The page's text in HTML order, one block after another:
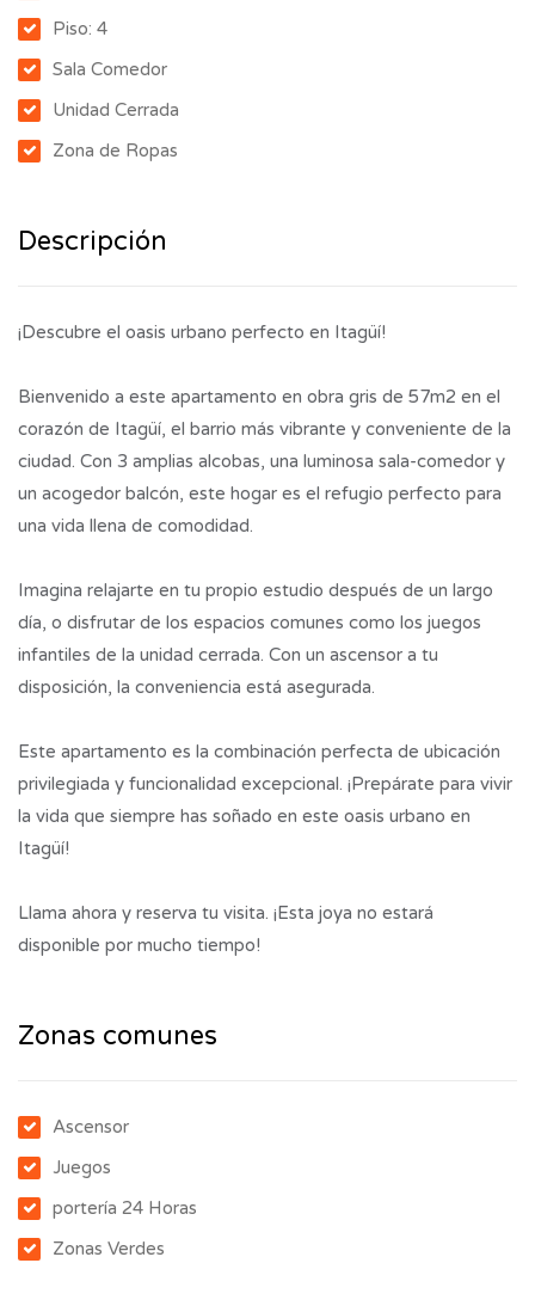
Piso: 4
Sala Comedor
Unidad Cerrada
Zona de Ropas
Descripción
¡Descubre el oasis urbano perfecto en Itagüí!
Bienvenido a este apartamento en obra gris de 57m2 en el
corazón de Itagüí, el barrio más vibrante y conveniente de la
ciudad. Con 3 amplias alcobas, una luminosa sala-comedor y
un acogedor balcón, este hogar es el refugio perfecto para
una vida llena de comodidad.
Imagina relajarte en tu propio estudio después de un largo
día, o disfrutar de los espacios comunes como los juegos
infantiles de la unidad cerrada. Con un ascensor a tu
disposición, la conveniencia está asegurada.
Este apartamento es la combinación perfecta de ubicación
privilegiada y funcionalidad excepcional. ¡Prepárate para vivir
la vida que siempre has soñado en este oasis urbano en
Itagüí!
Llama ahora y reserva tu visita. ¡Esta joya no estará
disponible por mucho tiempo!
Zonas comunes
Ascensor
Juegos
portería 24 Horas
Zonas Verdes